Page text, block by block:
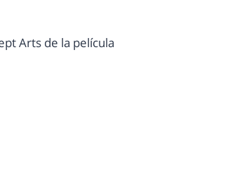
Arts de la película